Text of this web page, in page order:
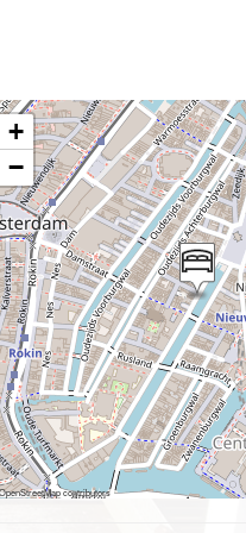
+
−
OpenStreetMapcontributors